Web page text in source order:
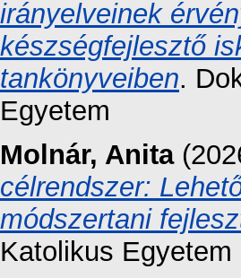
irányelveinek
készségfejlesztő
tankönyveiben.
Egyetem
Molnár, Anita
célrendszer:
módszertani
Katolikus Egyetem